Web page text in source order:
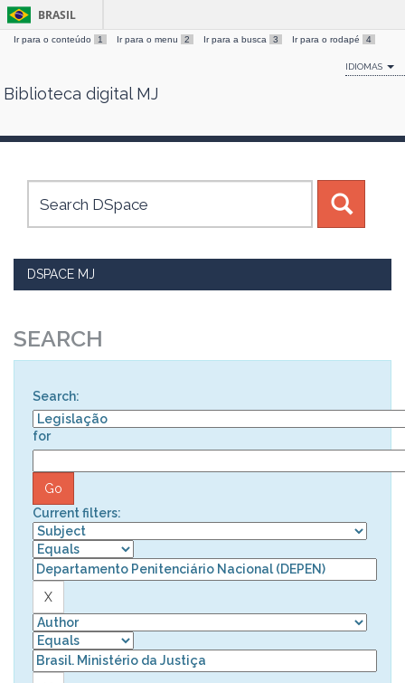
Skip
BRASIL
Ir para o conteúdo 1 Ir para o menu 2 Ir para a busca 3 Ir para o rodapé 4
IDIOMAS
Biblioteca digital MJ
DSPACE MJ
SEARCH
Search:
for
Current filters: